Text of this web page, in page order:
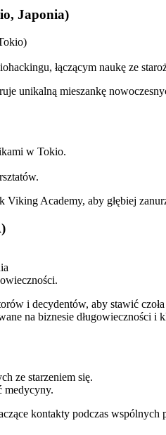
Japonia)
łączącym naukę ze
unikalną mieszankę
w Tokio.
Academy, aby głębiej
i decydentów, aby stawić
na biznesie długowieczności i
ze starzeniem się.
medycyny.
kontakty podczas